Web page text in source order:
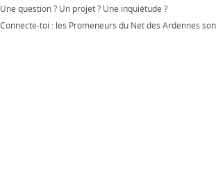
Une question ? Un projet ? Une inquiétude ?
Connecte-toi : les Promeneurs du Net des Ardennes